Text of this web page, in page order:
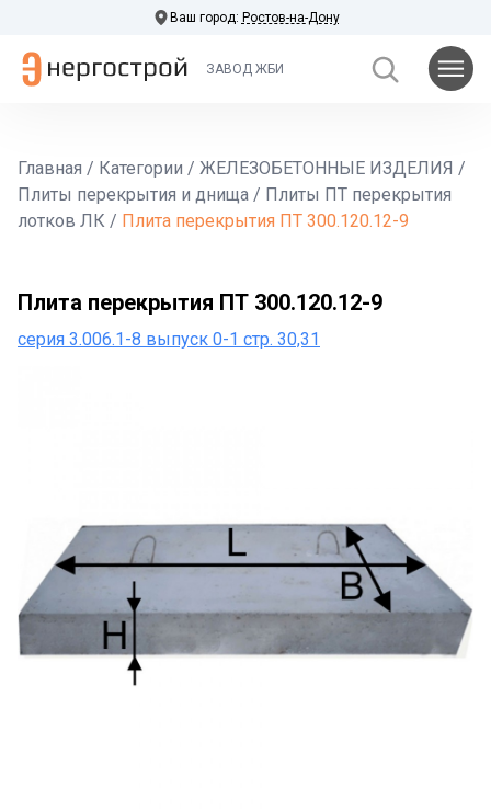
Ваш город: Ростов-на-Дону
ЗАВОД ЖБИ
Главная / Категории / ЖЕЛЕЗОБЕТОННЫЕ ИЗДЕЛИЯ /
Плиты перекрытия и днища / Плиты ПТ перекрытия
лотков ЛК / Плита перекрытия ПТ 300.120.12-9
Плита перекрытия ПТ 300.120.12-9
серия 3.006.1-8 выпуск 0-1 стр. 30,31